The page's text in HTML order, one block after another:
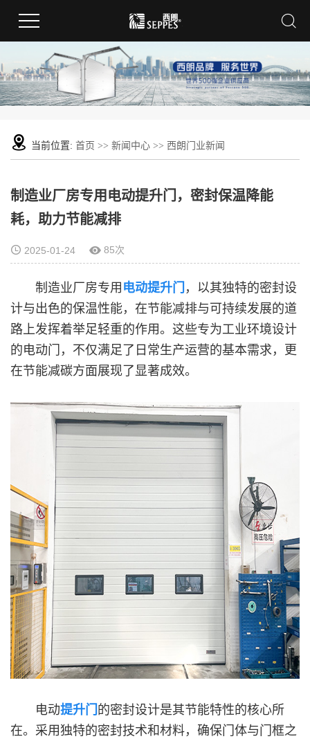
当前位置: 首页 >> 新闻中心 >> 西朗门业新闻
制造业厂房专用电动提升门，密封保温降能
耗，助力节能减排
2025-01-24 85次
制造业厂房专用 电动提升门
，以其独特的密封设
计与出色的保温性能，在节能减排与可持续发展的道
路上发挥着举足轻重的作用。这些专为工业环境设计
的电动门，不仅满足了日常生产运营的基本需求，更
在节能减碳方面展现了显著成效。
电动提升门 的密封设计是其节能特性的核心所
在。采用独特的密封技术和材料，确保门体与门框之